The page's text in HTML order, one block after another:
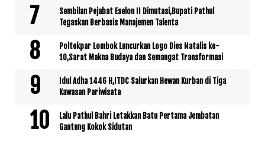
Sembilan Pejabat Eselon II Dimutasi,Bupati Pathul
Tegaskan Berbasis Manajemen Talenta
Poltekpar Lombok Luncurkan Logo Dies Natalis ke-
10,Sarat Makna Budaya dan Semangat Transformasi
Idul Adha 1446 H,ITDC Salurkan Hewan Kurban di Tiga
Kawasan Pariwisata
Lalu Pathul Bahri Letakkan Batu Pertama Jembatan
Gantung Kokok Sidutan